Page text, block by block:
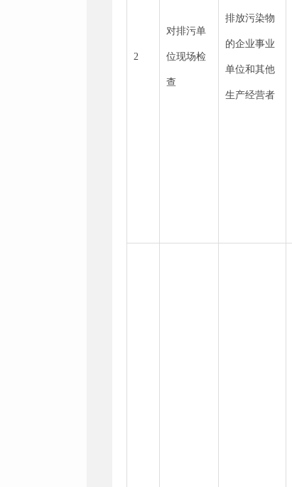
2
对排污单
位现场检
查
排放污染物
的企业事业
单位和其他
生产经营者